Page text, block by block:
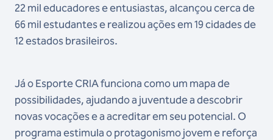
22 mil educadores e entusiastas, alcançou cerca de
66 mil estudantes e realizou ações em 19 cidades de
12 estados brasileiros.
Já o Esporte CRIA funciona como um mapa de
possibilidades, ajudando a juventude a descobrir
novas vocações e a acreditar em seu potencial. O
programa estimula o protagonismo jovem e reforça